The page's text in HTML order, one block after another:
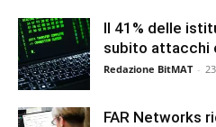
Il 41% delle
subito attacchi
Redazione BitMAT -
FAR Networks